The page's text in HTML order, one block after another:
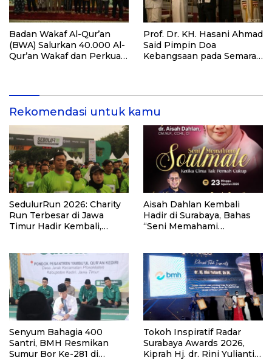
Badan Wakaf Al-Qur’an
(BWA) Salurkan 40.000 Al-
Qur’an Wakaf dan Perkuat
Prof. Dr. KH. Hasani Ahmad
Said Pimpin Doa
Kebangsaan pada Semarak
Rekomendasi untuk kamu
SedulurRun 2026: Charity
Run Terbesar di Jawa
Timur Hadir Kembali,
Santri dan Guru Honorer
Aisah Dahlan Kembali
Hadir di Surabaya, Bahas
“Seni Memahami
Senyum Bahagia 400
Santri, BMH Resmikan
Sumur Bor Ke-281 di
Tokoh Inspiratif Radar
Surabaya Awards 2026,
Kiprah Hj. dr. Rini Yulianti